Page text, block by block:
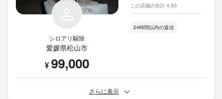
シロアリ駆除
愛媛県松山市
¥99,000
この店舗の合計 4.50
24時間以内の返信
さらに表示